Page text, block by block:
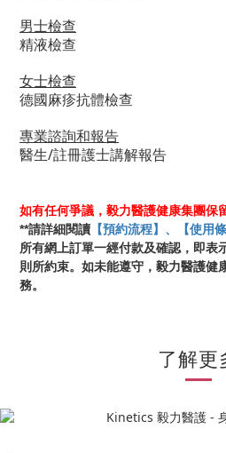
男士檢查
精液檢查
女士檢查
德國麻疹抗體檢查
專業諮詢和報告
醫生/註冊護士講解報告
如有任何爭議，毅力醫護健康集團保
**請詳細閱讀 【預約流程】、【使用
所有網上訂單一經付款及確認，即表
則所約束。如未能遵守，毅力醫護健
務。
了解更